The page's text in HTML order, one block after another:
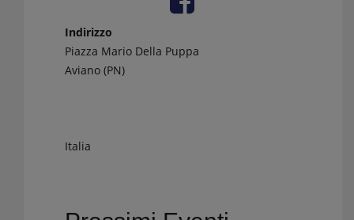
Indirizzo
Piazza Mario Della Puppa
Aviano (PN)
Italia